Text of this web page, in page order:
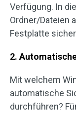
Verfügung. In
Ordner/Dateien
Festplatte
2.
Mit welchem
automatische
durchführen?